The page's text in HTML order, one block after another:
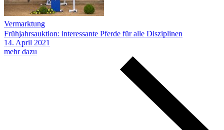
Vermarktung
Frühjahrsauktion: interessante Pferde für alle Disziplinen
14. April 2021
mehr dazu